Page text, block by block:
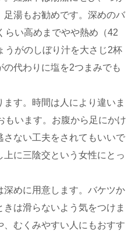
足湯もお勧めです。深めのバ
らい高めまでやや熱め（42
うがのしぼり汁を大さじ2杯
代わりに塩を2つまみでも
す。時間は人により違いま
もいます。お腹から足にかけ
ない工夫をされてもいいで
に三陰交という女性にとっ
めに用意します。バケツか
は滑らないよう気をつけま
、むくみやすい人にもおすす